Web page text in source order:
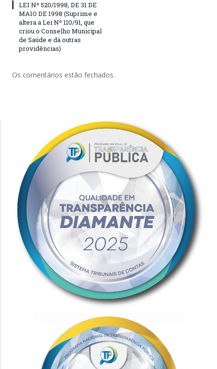
LEI Nº 520/1998, DE 31 DE
MAIO DE 1998 (Suprime e
altera a Lei Nº 110/91, que
criou o Conselho Municipal
de Saúde e dá outras
providências)
Os comentários estão fechados.